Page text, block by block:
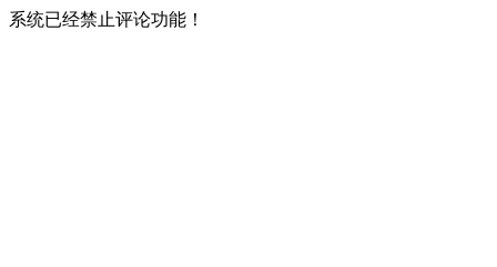
系统已经禁止评论功能！